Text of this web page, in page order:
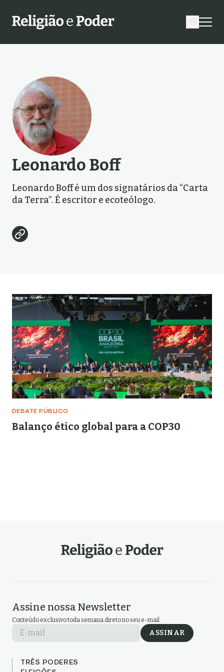
Leonardo Boff
Leonardo Boff é um dos signatários da “Carta
da Terra”. É escritor e ecoteólogo.
DEBATE PÚBLICO
Balanço ético global para a COP30
Assine nossa Newsletter
Conteúdo exclusivo toda semana direto no seu e-mail.
E-mail ASSINAR
TRÊS PODERES